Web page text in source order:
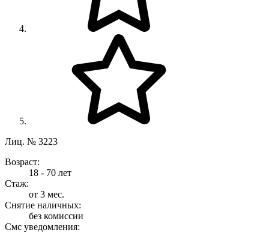
Лиц. № 3223
Возраст:
18 - 70 лет
Стаж:
от 3 мес.
Снятие наличных:
без комиссии
Смс уведомления: